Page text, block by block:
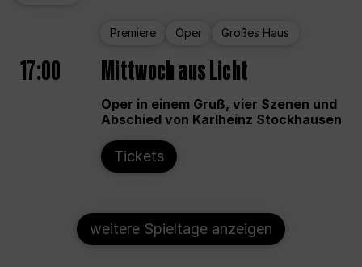
Premiere Oper Großes Haus
17:00 Mittwoch aus Licht
Oper in einem Gruß, vier Szenen und
Abschied von Karlheinz Stockhausen
Tickets
weitere Spieltage anzeigen